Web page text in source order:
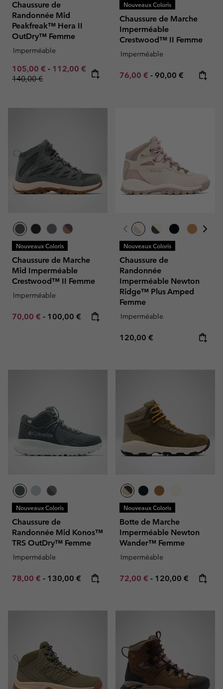
Chaussure de
Randonnée Mid
Peakfreak™ Hera II
OutDry™ Femme
Imperméable
Minimum sale price:
105,00 € - Maximum sale price:
112,00 €
Regular price:
140,00 €
Nouveaux Coloris
Chaussure de Marche
Imperméable
Crestwood™ II Femme
Imperméable
Minimum sale price:
76,00 € - Maximum price:
90,00 €
Nouveaux Coloris
Chaussure de Marche
Mid Imperméable
Crestwood™ II Femme
Imperméable
Minimum sale price:
70,00 € - Maximum price:
100,00 €
Nouveaux Coloris
Chaussure de
Randonnée
Imperméable Newton
Ridge™ Plus Amped
Femme
Imperméable
Regular price:
120,00 €
Nouveaux Coloris
Chaussure de
Randonnée Mid Konos™
TRS OutDry™ Femme
Imperméable
Minimum sale price:
78,00 € - Maximum price:
130,00 €
Nouveaux Coloris
Botte de Marche
Imperméable Newton
Wander™ Femme
Imperméable
Minimum sale price:
72,00 € - Maximum price:
120,00 €